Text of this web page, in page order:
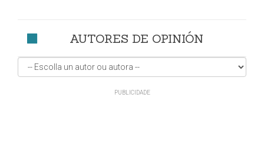
AUTORES DE OPINIÓN